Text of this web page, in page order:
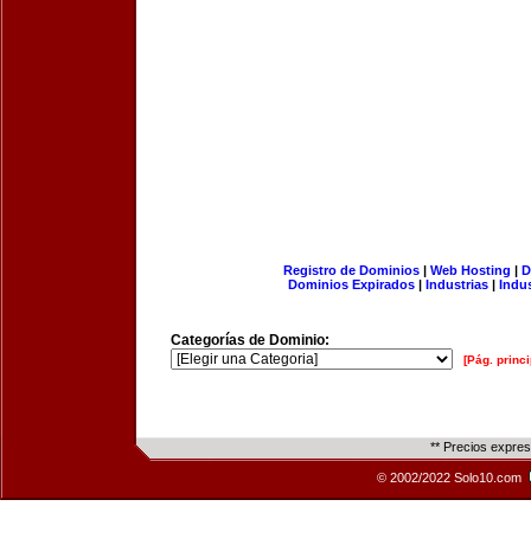
Registro de Dominios| Web Hosting |
Dominios Expirados | Industrias |
Categorías de Dominio:
[Pág.
** Precios
© 2002/2022 Solo10.com